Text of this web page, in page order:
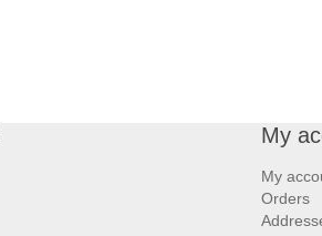
My
My
Orders